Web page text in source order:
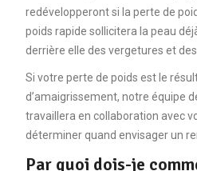
redévelopperont si la perte de
poids rapide sollicitera la peau
derrière elle des vergetures et
Si votre perte de poids est le
d’amaigrissement, notre équipe
travaillera en collaboration avec
déterminer quand envisager un
Par quoi dois-je